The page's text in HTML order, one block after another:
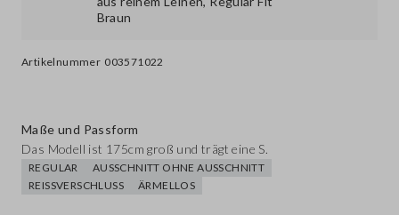
Artikelnummer 003571022
Maße und Passform
Das Modell ist 175cm groß und trägt eine S.
REGULAR
AUSSCHNITT OHNE AUSSCHNITT
REISSVERSCHLUSS
ÄRMELLOS